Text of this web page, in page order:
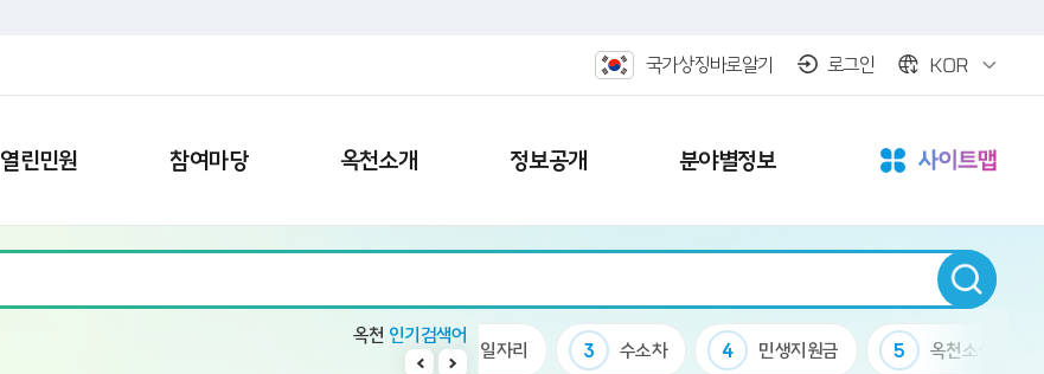
국가상징바로알기 로그인 KOR
열린민원 참여마당 옥천소개 정보공개 분야별정보
옥천 인기검색어
2 일자리 3 수소차 4 민생지원금 5 옥천소식